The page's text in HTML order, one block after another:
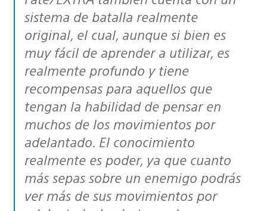
sistema de batalla realmente
original, el cual, aunque si bien es
muy fácil de aprender a utilizar, es
realmente profundo y tiene
recompensas para aquellos que
tengan la habilidad de pensar en
muchos de los movimientos por
adelantado. El conocimiento
realmente es poder, ya que cuanto
más sepas sobre un enemigo podrás
ver más de sus movimientos por